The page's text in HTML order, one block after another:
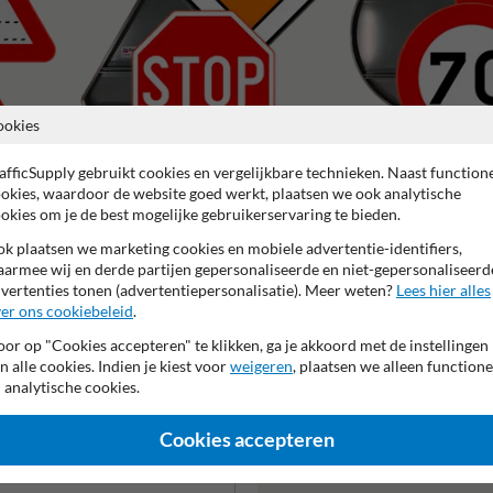
B serie: Voorrangsborden C serie: Verbodsborden
fabrieksgarantie Anti-graffiti laminaat 99%
gebruikt cookies en vergelijkbare technieken. Naast
waardoor de website goed werkt, plaatsen we ook analytische
om je de best mogelijke gebruikerservaring te bieden.
plaatsen we marketing cookies en mobiele advertentie-identifiers,
wij en derde partijen gepersonaliseerde en niet-
tonen (advertentiepersonalisatie). Meer weten? Lees hier alles
ons cookiebeleid.
op "Cookies accepteren" te klikken, ga je akkoord met de instellingen
alle cookies. Indien je kiest voorweigeren, plaatsen we alleen
analytische cookies.
Cookies accepteren